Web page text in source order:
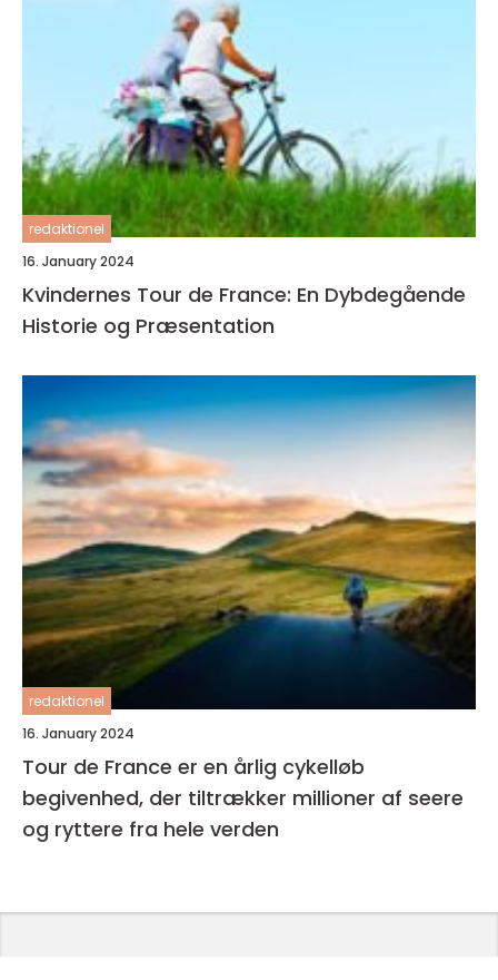
redaktionel
16. January 2024
Kvindernes Tour de France: En Dybdegående
Historie og Præsentation
redaktionel
16. January 2024
Tour de France er en årlig cykelløb
begivenhed, der tiltrækker millioner af seere
og ryttere fra hele verden